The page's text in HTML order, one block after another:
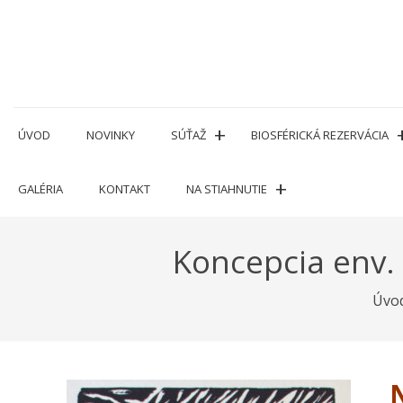
ÚVOD NOVINKY SÚŤAŽ BIOSFÉRICKÁ REZERVÁCIA
GALÉRIA KONTAKT NA STIAHNUTIE
Koncepcia